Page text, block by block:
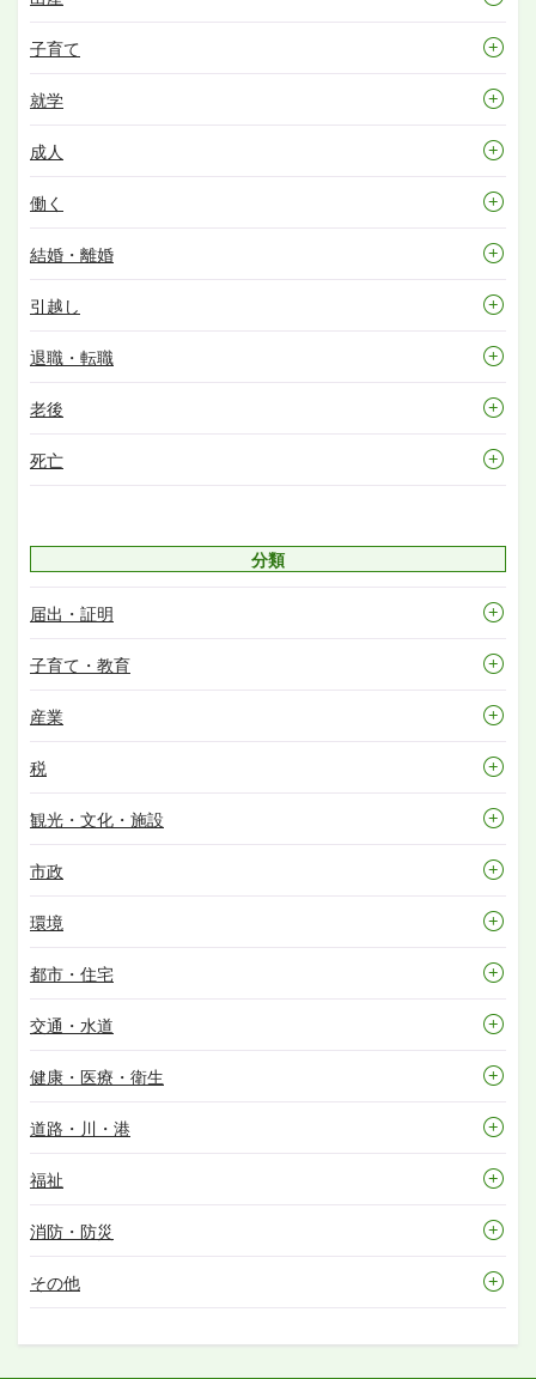
子育て
就学
成人
働く
結婚・離婚
引越し
退職・転職
老後
死亡
分類
届出・証明
子育て・教育
産業
税
観光・文化・施設
市政
環境
都市・住宅
交通・水道
健康・医療・衛生
道路・川・港
福祉
消防・防災
その他